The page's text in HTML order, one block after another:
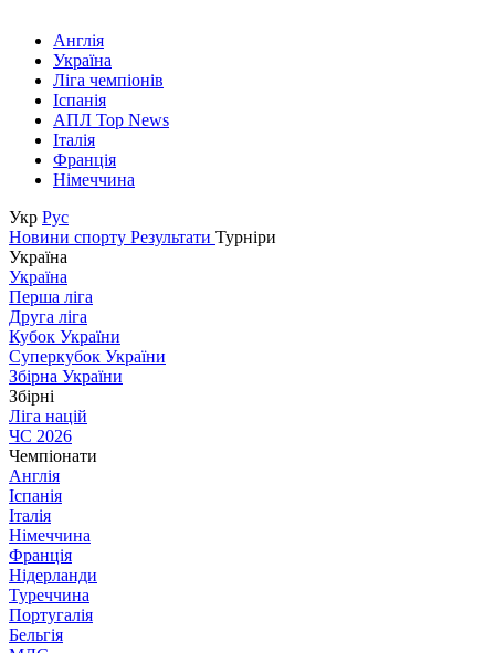
Англія
Україна
Ліга чемпіонів
Іспанія
АПЛ Top News
Італія
Франція
Німеччина
Укр Рус
Новини спорту Результати Турніри
Україна
Україна
Перша ліга
Друга ліга
Кубок України
Суперкубок України
Збірна України
Збірні
Ліга націй
ЧС 2026
Чемпіонати
Англія
Іспанія
Італія
Німеччина
Франція
Нідерланди
Туреччина
Португалія
Бельгія